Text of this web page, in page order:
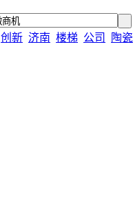
创新 济南 楼梯 公司 陶瓷